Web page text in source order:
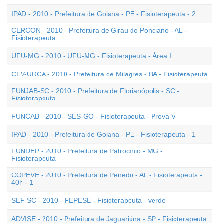
IPAD - 2010 - Prefeitura de Goiana - PE - Fisioterapeuta - 2
CERCON - 2010 - Prefeitura de Girau do Ponciano - AL -
Fisioterapeuta
UFU-MG - 2010 - UFU-MG - Fisioterapeuta - Área I
CEV-URCA - 2010 - Prefeitura de Milagres - BA - Fisioterapeuta
FUNJAB-SC - 2010 - Prefeitura de Florianópolis - SC -
Fisioterapeuta
FUNCAB - 2010 - SES-GO - Fisioterapeuta - Prova V
IPAD - 2010 - Prefeitura de Goiana - PE - Fisioterapeuta - 1
FUNDEP - 2010 - Prefeitura de Patrocínio - MG -
Fisioterapeuta
COPEVE - 2010 - Prefeitura de Penedo - AL - Fisioterapeuta -
40h - 1
SEF-SC - 2010 - FEPESE - Fisioterapeuta - verde
ADVISE - 2010 - Prefeitura de Jaguariúna - SP - Fisioterapeuta